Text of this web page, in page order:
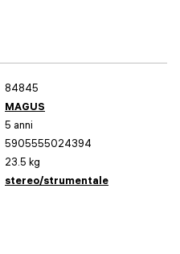
84845
MAGUS
5 anni
5905555024394
23.5 kg
stereo/strumentale